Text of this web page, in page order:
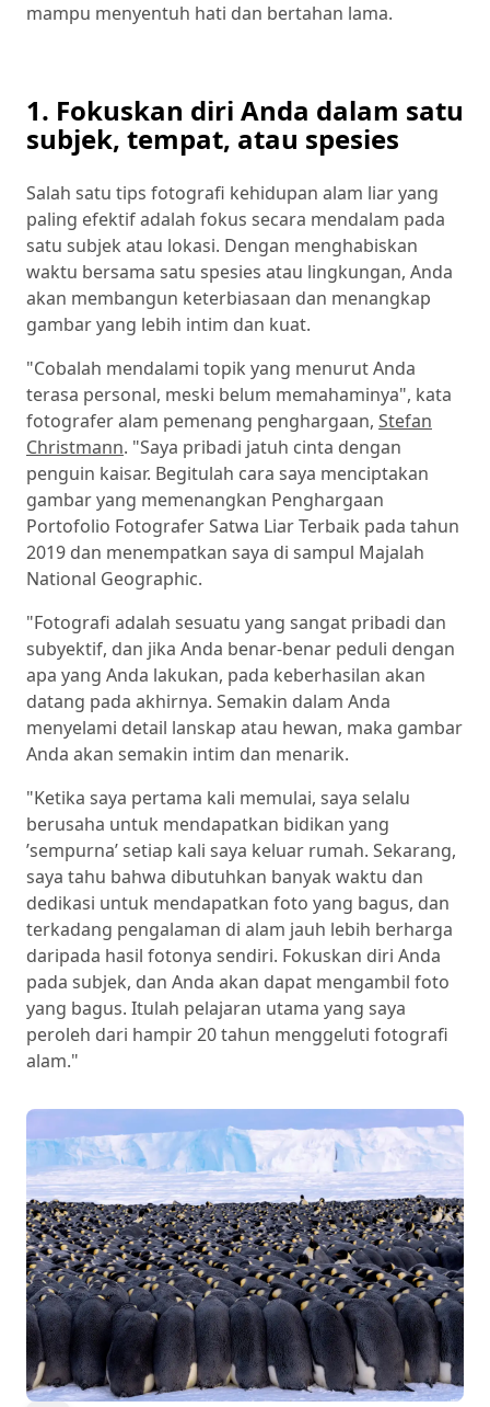
mampu menyentuh hati dan bertahan lama.
1. Fokuskan diri Anda dalam satu
subjek, tempat, atau spesies
Salah satu tips fotografi kehidupan alam liar yang
paling efektif adalah fokus secara mendalam pada
satu subjek atau lokasi. Dengan menghabiskan
waktu bersama satu spesies atau lingkungan, Anda
akan membangun keterbiasaan dan menangkap
gambar yang lebih intim dan kuat.
"Cobalah mendalami topik yang menurut Anda
terasa personal, meski belum memahaminya", kata
fotografer alam pemenang penghargaan, Stefan
Christmann. "Saya pribadi jatuh cinta dengan
penguin kaisar. Begitulah cara saya menciptakan
gambar yang memenangkan Penghargaan
Portofolio Fotografer Satwa Liar Terbaik pada tahun
2019 dan menempatkan saya di sampul Majalah
National Geographic.
"Fotografi adalah sesuatu yang sangat pribadi dan
subyektif, dan jika Anda benar-benar peduli dengan
apa yang Anda lakukan, pada keberhasilan akan
datang pada akhirnya. Semakin dalam Anda
menyelami detail lanskap atau hewan, maka gambar
Anda akan semakin intim dan menarik.
"Ketika saya pertama kali memulai, saya selalu
berusaha untuk mendapatkan bidikan yang
’sempurna’ setiap kali saya keluar rumah. Sekarang,
saya tahu bahwa dibutuhkan banyak waktu dan
dedikasi untuk mendapatkan foto yang bagus, dan
terkadang pengalaman di alam jauh lebih berharga
daripada hasil fotonya sendiri. Fokuskan diri Anda
pada subjek, dan Anda akan dapat mengambil foto
yang bagus. Itulah pelajaran utama yang saya
peroleh dari hampir 20 tahun menggeluti fotografi
alam."